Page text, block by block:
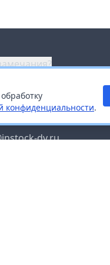
конфиденциальности.
звонок
dv.ru